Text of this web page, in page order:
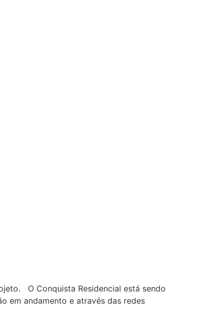
O Conquista Residencial está sendo
em andamento e através das redes